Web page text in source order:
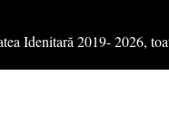
Idenitară 2019- 2026,